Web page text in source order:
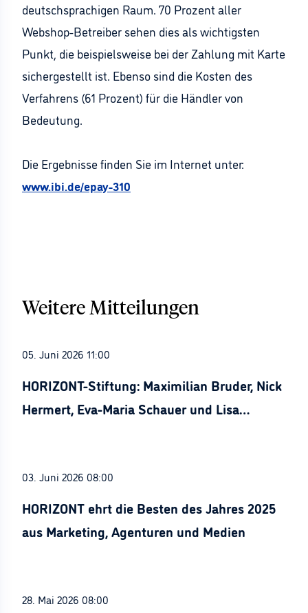
deutschsprachigen Raum. 70 Prozent aller
Webshop-Betreiber sehen dies als wichtigsten
Punkt, die beispielsweise bei der Zahlung mit Karte
sichergestellt ist. Ebenso sind die Kosten des
Verfahrens (61 Prozent) für die Händler von
Bedeutung.
Die Ergebnisse finden Sie im Internet unter:
www.ibi.de/epay-310
Weitere Mitteilungen
05. Juni 2026 11:00
HORIZONT-Stiftung: Maximilian Bruder, Nick
Hermert, Eva-Maria Schauer und Lisa
03. Juni 2026 08:00
HORIZONT ehrt die Besten des Jahres 2025
aus Marketing, Agenturen und Medien
28. Mai 2026 08:00